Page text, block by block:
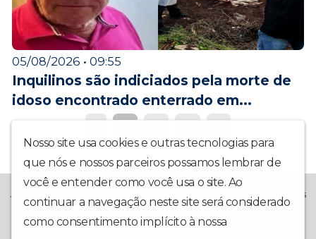
05/08/2026 • 09:55
Inquilinos são indiciados pela morte de
idoso encontrado enterrado em...
Nosso site usa cookies e outras tecnologias para
que nós e nossos parceiros possamos lembrar de
você e entender como você usa o site. Ao
continuar a navegação neste site será considerado
como consentimento implícito à nossa
A Rádio La Prima FM chegou trazendo muito mais alegria! Temos
o compromisso de trazer também: Notícias Locais,
Interatividade, Música Boa, Participação da Comunidade e Boa